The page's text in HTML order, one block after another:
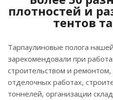
плотностей и
тентов
Тарпаулиновые полога
зарекомендовали при
строительством и
отделочных работах,
тоннелей, организации